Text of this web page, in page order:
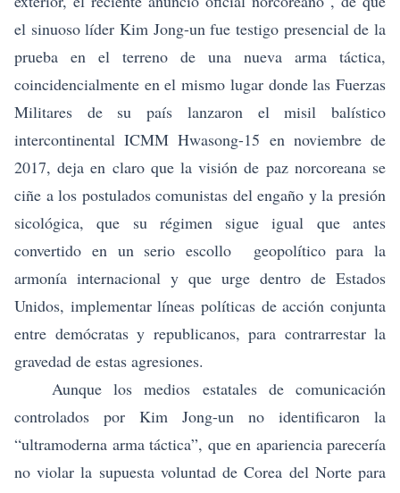
el sinuoso líder Kim Jong-un fue testigo presencial de la
prueba en el terreno de una nueva arma táctica,
coincidencialmente en el mismo lugar donde las Fuerzas
Militares de su país lanzaron el misil balístico
intercontinental ICMM Hwasong-15 en noviembre de
2017, deja en claro que la visión de paz norcoreana se
ciñe a los postulados comunistas del engaño y la presión
sicológica, que su régimen sigue igual que antes
convertido en un serio escollo geopolítico para la
armonía internacional y que urge dentro de Estados
Unidos, implementar líneas políticas de acción conjunta
entre demócratas y republicanos, para contrarrestar la
gravedad de estas agresiones.
Aunque los medios estatales de comunicación
controlados por Kim Jong-un no identificaron la
“ultramoderna arma táctica”, que en apariencia parecería
no violar la supuesta voluntad de Corea del Norte para